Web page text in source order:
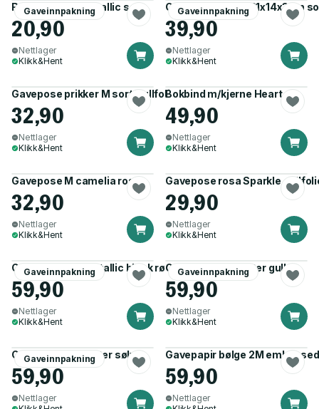
Gaveinnpakning
Rosett Ø9cm metallic sølv
20,90
Nettlager
Klikk&Hent
Gaveinnpakning
Gaveeske glitter 21x14x3cm
39,90
Nettlager
Klikk&Hent
Gavepose prikker M sort/gullfolie kraft
32,90
Nettlager
Klikk&Hent
Bokbind m/kjerne Heart
49,90
Nettlager
Klikk&Hent
Gavepose M camelia rosa
32,90
Nettlager
Klikk&Hent
Gavepose rosa Sparkle
29,90
Nettlager
Klikk&Hent
Gaveinnpakning
Gavepapir 2m metallic blank rød
59,90
Nettlager
Klikk&Hent
Gaveinnpakning
Gavepapir 2M glitter gull
59,90
Nettlager
Klikk&Hent
Gaveinnpakning
Gavepapir 2M glitter sølv
59,90
Nettlager
Gavepapir bølge 2M
59,90
Nettlager